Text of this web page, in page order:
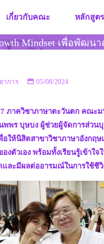
เกี่ยวกับคณะ หลักสูต
Mindset เพื่อพัฒน
าการ 05/08/2024
ภาควิชาภาษาตะวันตก คณะ
พร บุษบง ผู้ช่วยผู้จัดการส่วน
อให้นิสิตสาขาวิชาภาษาอังก
ตัวเอง พร้อมทั้งเรียนรู้เข้าใ
ละมีผลต่ออารมณ์ในการใช้ชี